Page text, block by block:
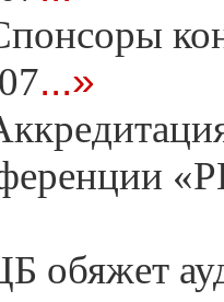
...»
обяжет